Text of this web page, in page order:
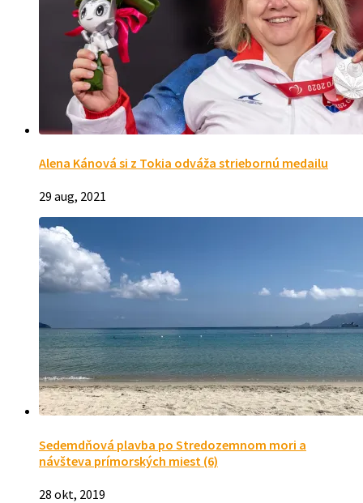
Alena Kánová si z Tokia odváža striebornú medailu
29 aug, 2021
Sedemdňová plavba po Stredozemnom mori a
návšteva prímorských miest (6)
28 okt, 2019